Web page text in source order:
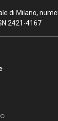
di Milano,
2421-4167